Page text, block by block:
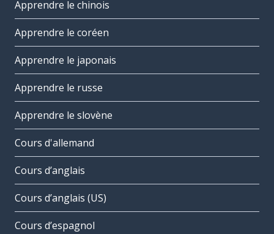
Apprendre le chinois
Apprendre le coréen
Apprendre le japonais
Apprendre le russe
Apprendre le slovène
Cours d'allemand
Cours d’anglais
Cours d’anglais (US)
Cours d’espagnol